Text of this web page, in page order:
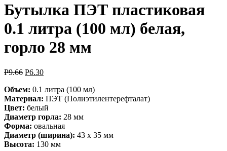
Бутылка ПЭТ пластиковая
0.1 литра (100 мл) белая,
горло 28 мм
Р9.66 Р6.30
Объем: 0.1 литра (100 мл)
Материал: ПЭТ (Полиэтилентерефталат)
Цвет: белый
Диаметр горла: 28 мм
Форма: овальная
Диаметр (ширина): 43 х 35 мм
Высота: 130 мм